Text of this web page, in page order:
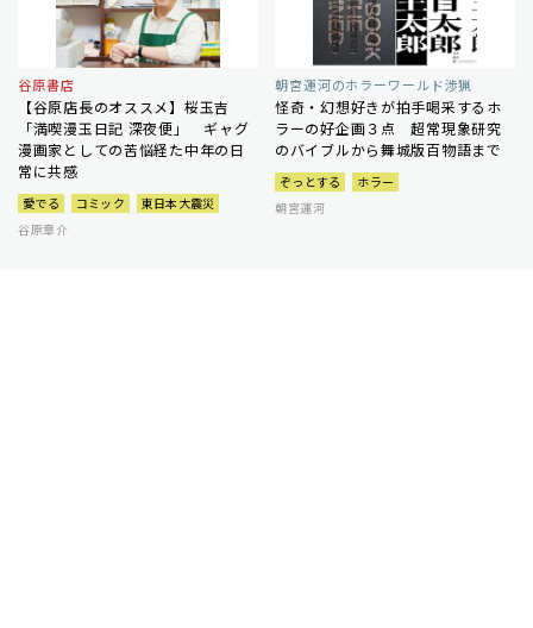
谷原書店
【谷原店長のオススメ】桜玉吉
「満喫漫玉日記 深夜便」 ギャグ
漫画家としての苦悩経た中年の日
常に共感
愛でる コミック
東日本大震災
谷原章介
朝宮運河のホラーワールド渉猟
怪奇・幻想好きが拍手喝采するホ
ラーの好企画３点 超常現象研究
のバイブルから舞城版百物語まで
ぞっとする
ホラー
朝宮運河